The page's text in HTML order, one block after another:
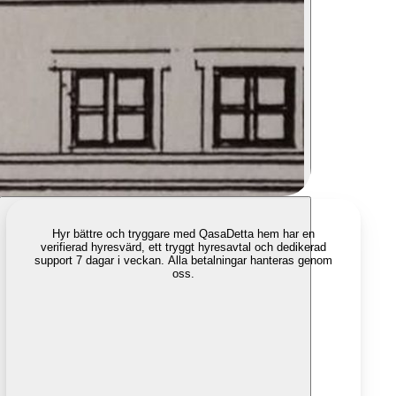
Hyr bättre och tryggare med QasaDetta hem har en
verifierad hyresvärd, ett tryggt hyresavtal och dedikerad
support 7 dagar i veckan. Alla betalningar hanteras genom
oss.